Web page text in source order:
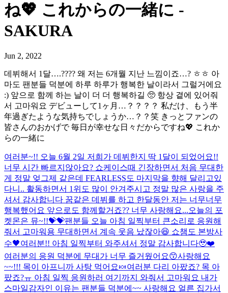
ね💖 これからの一緒に -
SAKURA
Jun 2, 2022
데뷔해서 1달….???? 왜 저는 6개뭘 지난 느낌이죠…? ㅎㅎ 아
마도 팬분들 덕분에 하루 하루가 행복한 날이라서 그럴거에요
:) 앞으로 함께 하는 날이 더 더 행복하길 🥺 항상 곁에 있어줘
서 고마워요 デビューして1ヶ月…？？？？ 私だけ、もう半
年過ぎたような気持ちでしょうか…？？笑 きっとファンの
皆さんのおかげで 毎日が幸せな日々だからですね💖 これか
らの一緒に
여러분~!! 오늘 6월 2일 저희가 데뷔한지 딱 1달이 되었어요!!
너무 시간 빠르지않아요? 쇼케이스때 긴장하면서 처음 무대한
게 정말 엊그제 같은데 FEARLESS도 마지막을 향해 달리고있
다니.. 활동하면서 1위도 많이 안겨주시고 정말 많은 사랑을 주
셔서 감사합니다 꿈같은 데뷔를 하고 한달동안 저는 너무너무
행복했어요 앞으로도 함께할거죠?? 너무 사랑해요...오늘의 포
켓몬은 뮤~!!💝💝팬분들 오늘 아침 일찍부터 큰소리로 응원해
줘서 고마워용 무대하면서 계속 웃음 났잖아😆 쇼챔도 본방사
수🖤여러분!! 아침 일찍부터 와주셔서 정말 감사합니다🥹❤️
여러분의 응원 덕분에 무대가 너무 즐거웠어요😙사랑해요
~~!!! 목이 아프니까 사탕 먹어요🍬여러분 다리 아팠죠? 목 아
팠죠?ㅠ 아침 일찍 응원하러 여기까지 와줘서 고마워요 내가
스마일감자인 이유는 팬분들 덕분에~~ 사랑해요 얼른 집가서